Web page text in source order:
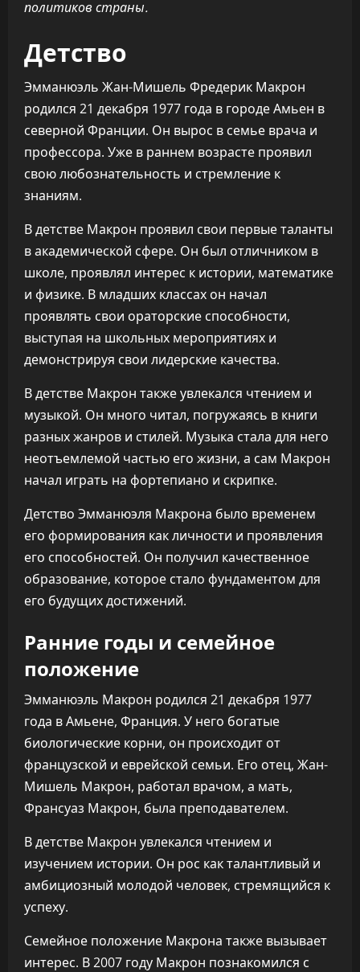
политиков страны.
Детство
Эмманюэль Жан-Мишель Фредерик Макрон
родился 21 декабря 1977 года в городе Амьен в
северной Франции. Он вырос в семье врача и
профессора. Уже в раннем возрасте проявил
свою любознательность и стремление к
знаниям.
В детстве Макрон проявил свои первые таланты
в академической сфере. Он был отличником в
школе, проявлял интерес к истории, математике
и физике. В младших классах он начал
проявлять свои ораторские способности,
выступая на школьных мероприятиях и
демонстрируя свои лидерские качества.
В детстве Макрон также увлекался чтением и
музыкой. Он много читал, погружаясь в книги
разных жанров и стилей. Музыка стала для него
неотъемлемой частью его жизни, а сам Макрон
начал играть на фортепиано и скрипке.
Детство Эмманюэля Макрона было временем
его формирования как личности и проявления
его способностей. Он получил качественное
образование, которое стало фундаментом для
его будущих достижений.
Ранние годы и семейное
положение
Эмманюэль Макрон родился 21 декабря 1977
года в Амьене, Франция. У него богатые
биологические корни, он происходит от
французской и еврейской семьи. Его отец, Жан-
Мишель Макрон, работал врачом, а мать,
Франсуаз Макрон, была преподавателем.
В детстве Макрон увлекался чтением и
изучением истории. Он рос как талантливый и
амбициозный молодой человек, стремящийся к
успеху.
Семейное положение Макрона также вызывает
интерес. В 2007 году Макрон познакомился с